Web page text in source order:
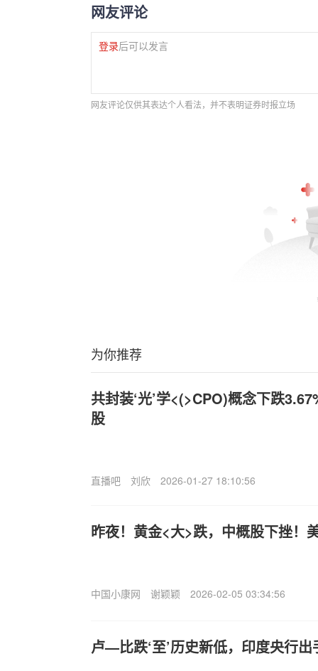
网友评论
登录后可以发言
网友评论仅供其表达个人看法，并不表明证券时报立场
为你推荐
共封装‘光’学<(>CPO)概念下跌
股
直播吧 刘欣 2026-01-27 18:10:56
昨夜！黄金<大>跌，中概股下挫！
中国小康网 谢颖颖 2026-02-05 03:34:56
卢—比跌‘至’历史新低，印度央行